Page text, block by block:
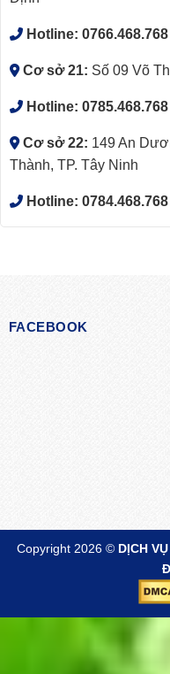
Hotline: 0766.468.768
Cơ sở 21: Số 09 Võ
Hotline: 0785.468.768
Cơ sở 22: 149 An
Thành, TP. Tây Ninh
Hotline: 0784.468.768
FACEBOOK
Copyright 2026 © DỊCH